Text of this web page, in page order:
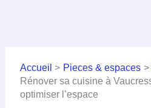
Accueil Pieces & espaces
Rénover sa cuisine à
optimiser l’espace